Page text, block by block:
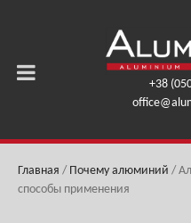
+38
Главная / Почему алюминий /
способы применения